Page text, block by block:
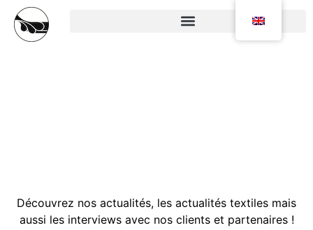
Découvrez nos actualités, les actualités textiles mais
aussi les interviews avec nos clients et partenaires !